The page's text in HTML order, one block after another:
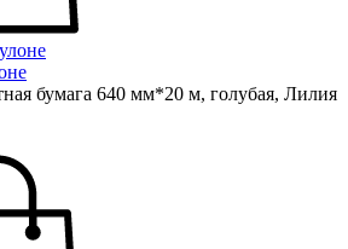
бумага 640 мм*20 м, голубая, Лилия